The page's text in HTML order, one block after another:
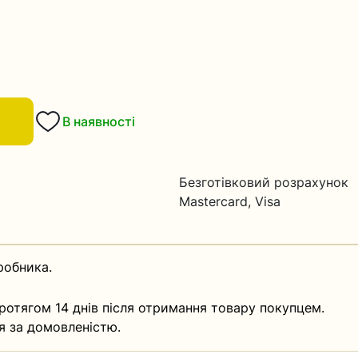
В наявності
Безготівковий розрахунок
Mastercard, Visa
14 днів після отримання товару покупцем.
за домовленістю.